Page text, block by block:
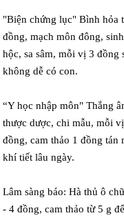
"Biện chứng lục" Bình hỏa
đồng, mạch môn đông,
hộc, sa sâm, mỗi vị 3 đồng
không dễ có con.
“Y học nhập môn" Thắng
thược dược, chi mẫu, mỗi
đồng, cam thảo 1 đồng tán
khí tiết lâu ngày.
Lâm sàng báo: Hà thủ ô
- 4 đồng, cam thảo từ 5 g